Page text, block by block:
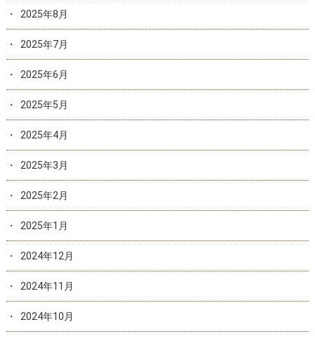
2025年8月
2025年7月
2025年6月
2025年5月
2025年4月
2025年3月
2025年2月
2025年1月
2024年12月
2024年11月
2024年10月